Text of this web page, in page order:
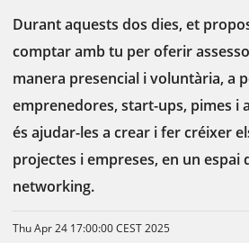
Durant aquests dos dies, et
comptar amb tu per oferir
manera presencial i voluntària, a
emprenedores, start-ups, pimes i
és ajudar-les a crear i fer créixer
projectes i empreses, en un espai
networking.
Thu Apr 24 17:00:00 CEST 2025